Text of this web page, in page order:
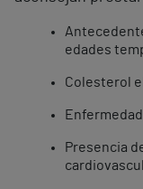
edades
Colesterol
Presencia